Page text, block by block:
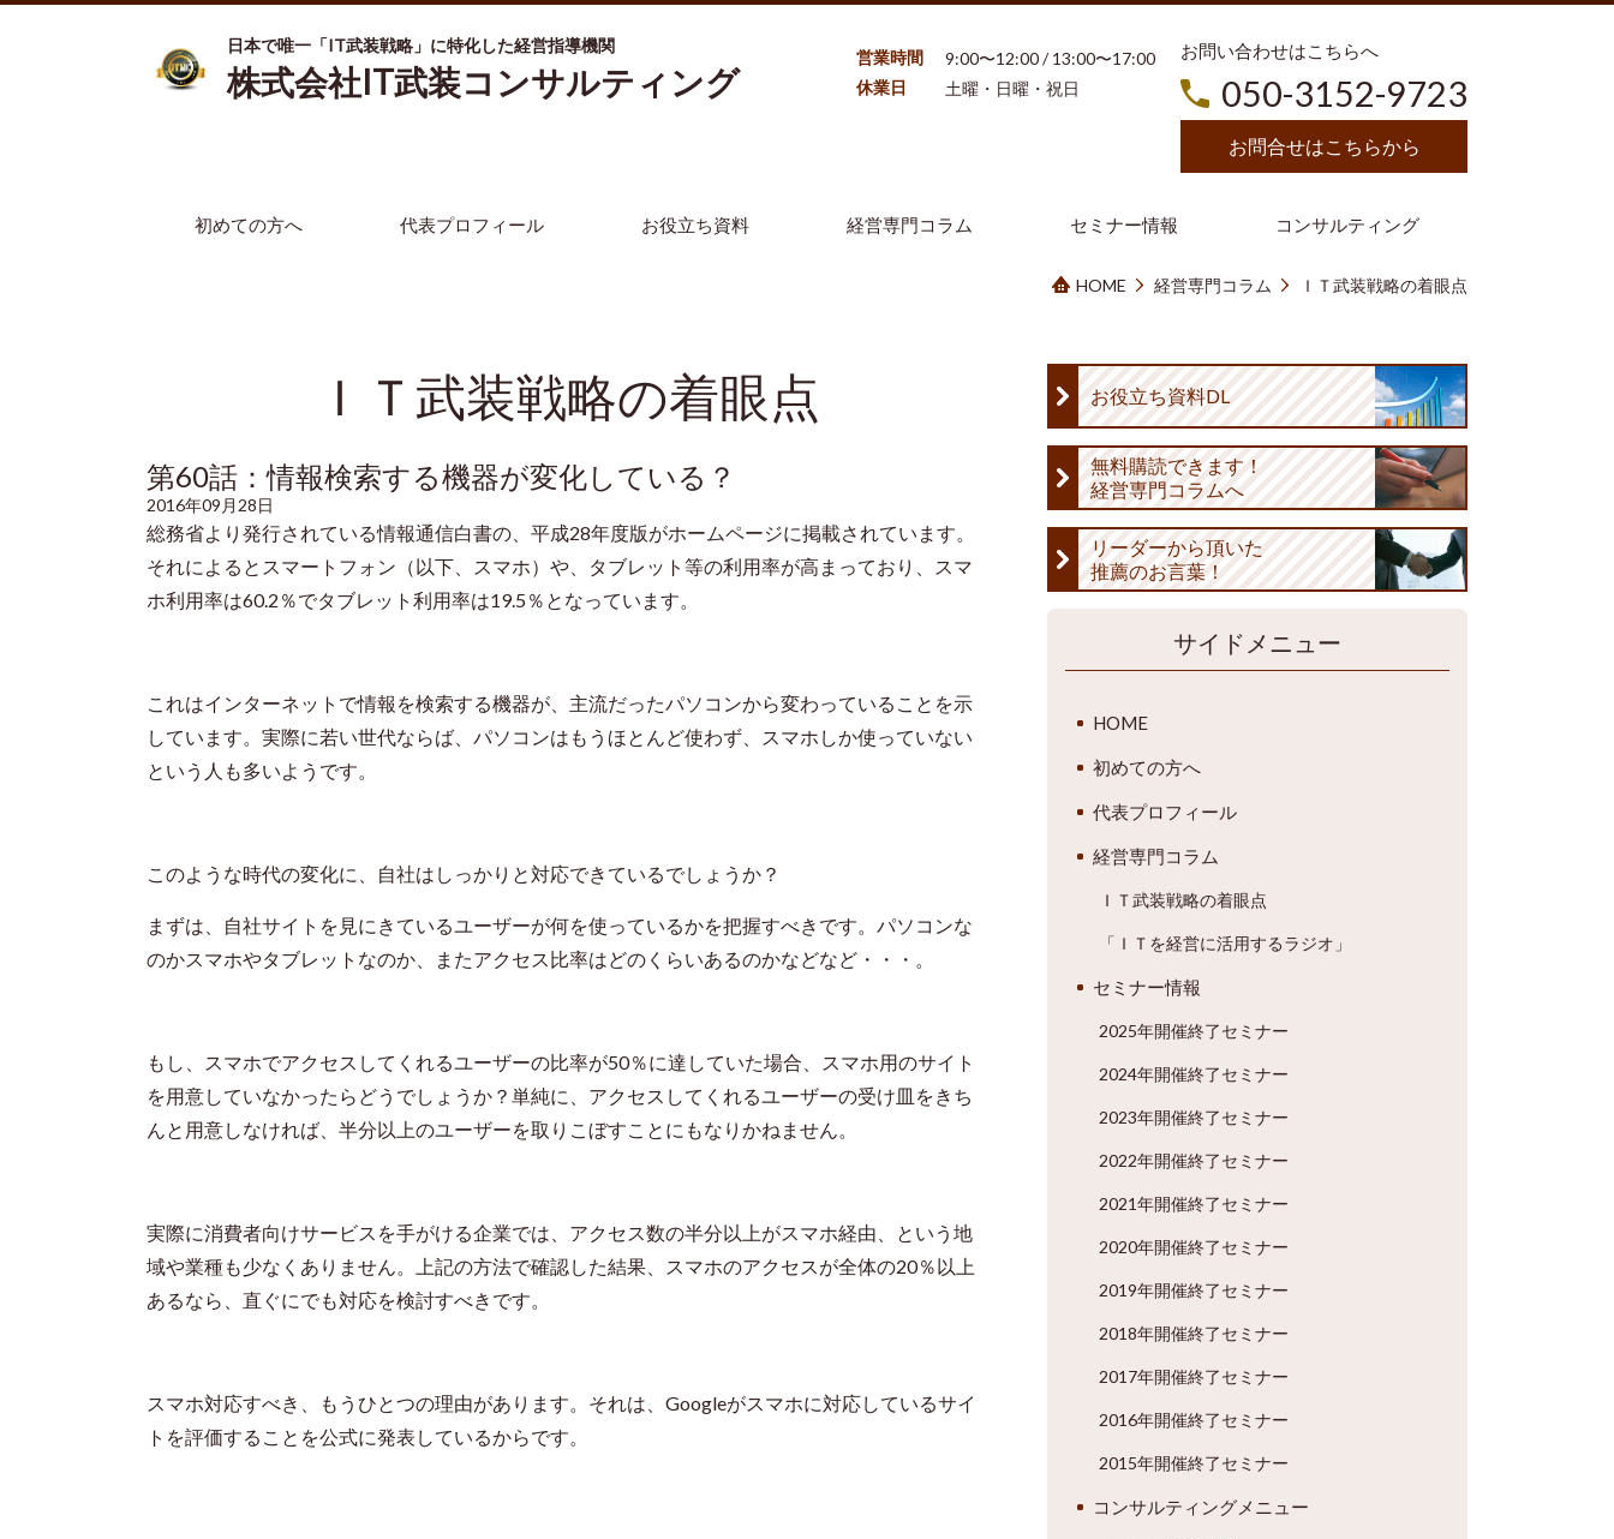
日本で唯一「IT武装戦略」に特化した経営指導機関
株式会社IT武装コンサルティング
営業時間
9:00〜12:00 / 13:00〜17:00
休業日
土曜・日曜・祝日
お問い合わせはこちらへ
050-3152-9723
お問合せはこちらから
初めての方へ 代表プロフィール お役立ち資料 経営専門コラム セミナー情報 コンサルティング
HOME 経営専門コラム ＩＴ武装戦略の着眼点
ＩＴ武装戦略の着眼点
第60話：情報検索する機器が変化している？
2016年09月28日
総務省より発行されている情報通信白書の、平成28年度版がホームページに掲載されています。
それによるとスマートフォン（以下、スマホ）や、タブレット等の利用率が高まっており、スマ
ホ利用率は60.2 ％でタブレット利用率は19.5％となっています。
これはインターネットで情報を検索する機器が、主流だったパソコンから変わっていることを示
しています。実際に若い世代ならば、パソコンはもうほとんど使わず、スマホしか使っていない
という人も多いようです。
このような時代の変化に、自社はしっかりと対応できているでしょうか？
まずは、自社サイトを見にきているユーザーが何を使っているかを把握すべきです。パソコンな
のかスマホやタブレットなのか、またアクセス比率はどのくらいあるのかなどなど・・・。
もし、スマホでアクセスしてくれるユーザーの比率が50％に達していた場合、スマホ用のサイト
を用意していなかったらどうでしょうか？単純に、アクセスしてくれるユーザーの受け皿をきち
んと用意しなければ、半分以上のユーザーを取りこぼすことにもなりかねません。
実際に消費者向けサービスを手がける企業では、アクセス数の半分以上がスマホ経由、という地
域や業種も少なくありません。上記の方法で確認した結果、スマホのアクセスが全体の20％以上
あるなら、直ぐにでも対応を検討すべきです。
スマホ対応すべき、もうひとつの理由があります。それは、 Googleがスマホに対応しているサイ
トを評価することを公式に発表しているからです。
お役立ち資料DL
無料購読できます！
経営専門コラムへ
リーダーから頂いた
推薦のお言葉！
サイドメニュー
HOME
初めての方へ
代表プロフィール
経営専門コラム
ＩＴ武装戦略の着眼点
「ＩＴを経営に活用するラジオ」
セミナー情報
2025年開催終了セミナー
2024年開催終了セミナー
2023年開催終了セミナー
2022年開催終了セミナー
2021年開催終了セミナー
2020年開催終了セミナー
2019年開催終了セミナー
2018年開催終了セミナー
2017年開催終了セミナー
2016年開催終了セミナー
2015年開催終了セミナー
コンサルティングメニュー